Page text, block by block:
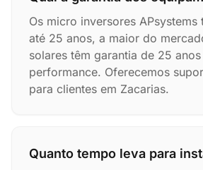
Os micro inversores APsystems
até 25 anos, a maior do
solares têm garantia de 25
performance. Oferecemos
para clientes em Zacarias.
Quanto tempo leva para